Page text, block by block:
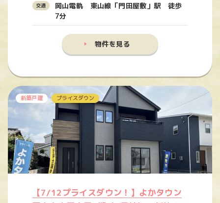
岡山電軌 東山線「門田屋敷」駅 徒歩
7分
物件を見る
新築戸建 プライスダウン
【7/12プライスダウン！】よかタウン